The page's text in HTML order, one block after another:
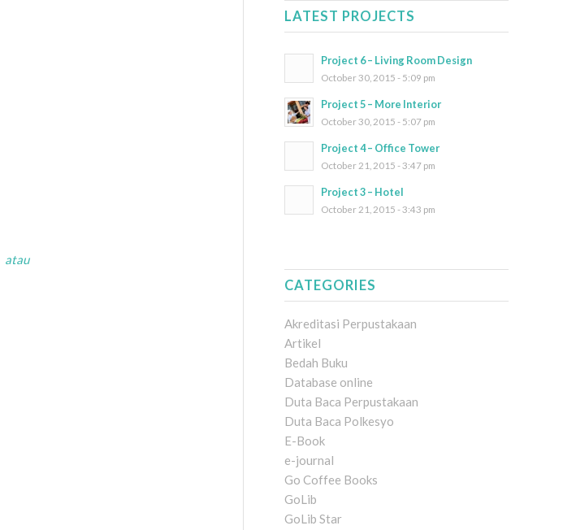
atau
LATEST PROJECTS
Project 6 – Living Room Design
October 30, 2015 - 5:09 pm
Project 5 – More Interior
October 30, 2015 - 5:07 pm
Project 4 – Office Tower
October 21, 2015 - 3:47 pm
Project 3 – Hotel
October 21, 2015 - 3:43 pm
CATEGORIES
Akreditasi Perpustakaan
Artikel
Bedah Buku
Database online
Duta Baca Perpustakaan
Duta Baca Polkesyo
E-Book
e-journal
Go Coffee Books
GoLib
GoLib Star